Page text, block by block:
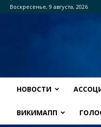
Воскресенье, 9 августа, 2026
НОВОСТИ
ВИКИМАПП